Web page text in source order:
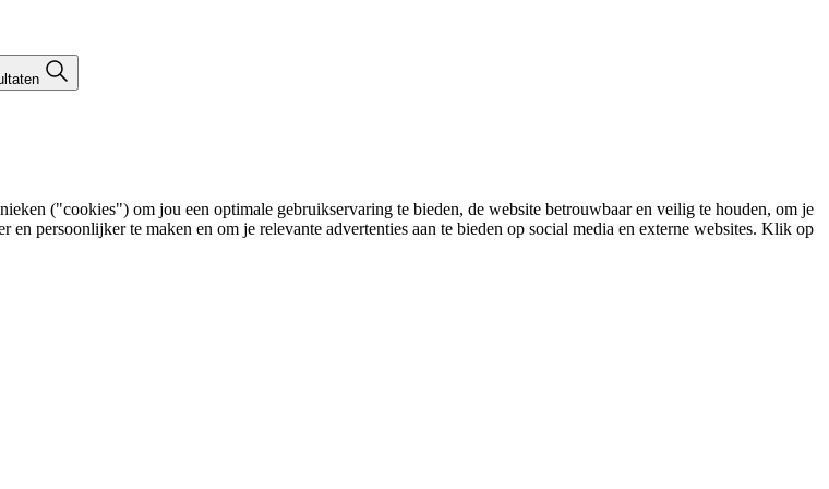
("cookies") om jou een optimale gebruikservaring te bieden, de website betrouwbaar en veilig te houden, om je
persoonlijker te maken en om je relevante advertenties aan te bieden op social media en externe websites. Klik op